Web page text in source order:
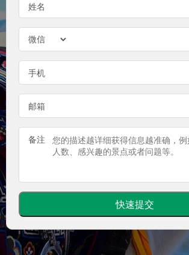
姓名
手机
邮箱
备注